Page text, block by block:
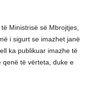
Ministrisë së Mbrojtjes,
i sigurt se imazhet janë
ka publikuar imazhe të
qenë të vërteta, duke e